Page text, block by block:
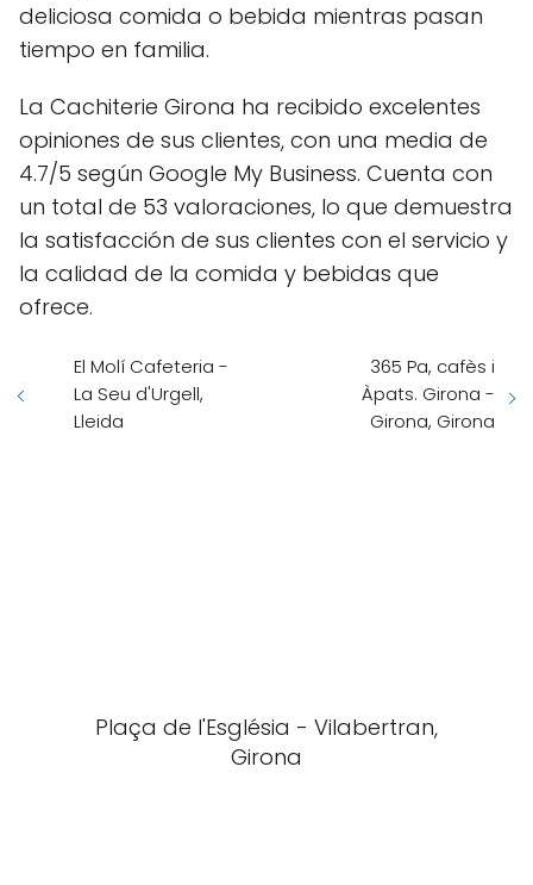
deliciosa comida o bebida mientras pasan
tiempo en familia.
La Cachiterie Girona ha recibido excelentes
opiniones de sus clientes, con una media de
4.7/5 según Google My Business. Cuenta con
un total de 53 valoraciones, lo que demuestra
la satisfacción de sus clientes con el servicio y
la calidad de la comida y bebidas que
ofrece.
El Molí Cafeteria -
La Seu d'Urgell,
Lleida
365 Pa, cafès i
Àpats. Girona -
Girona, Girona
Plaça de l'Església - Vilabertran,
Girona